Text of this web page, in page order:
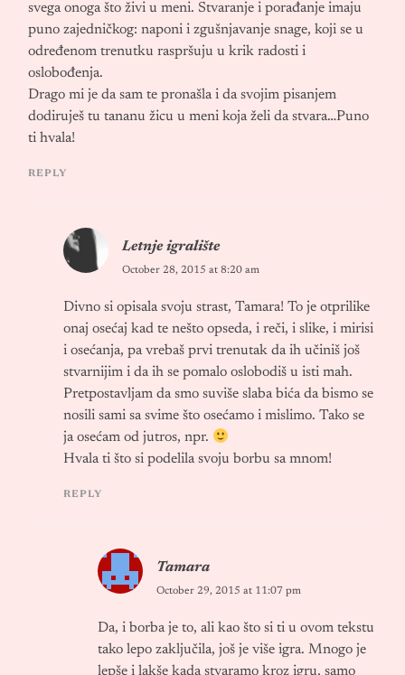
svega onoga što živi u meni. Stvaranje i porađanje imaju
puno zajedničkog: naponi i zgušnjavanje snage, koji se u
određenom trenutku raspršuju u krik radosti i
oslobođenja.
Drago mi je da sam te pronašla i da svojim pisanjem
dodiruješ tu tananu žicu u meni koja želi da stvara…Puno
ti hvala!
REPLY
Letnje igralište
October 28, 2015 at 8:20 am
Divno si opisala svoju strast, Tamara! To je otprilike
onaj osećaj kad te nešto opseda, i reči, i slike, i mirisi
i osećanja, pa vrebaš prvi trenutak da ih učiniš još
stvarnijim i da ih se pomalo oslobodiš u isti mah.
Pretpostavljam da smo suviše slaba bića da bismo se
nosili sami sa svime što osećamo i mislimo. Tako se
ja osećam od jutros, npr.
Hvala ti što si podelila svoju borbu sa mnom!
REPLY
Tamara
October 29, 2015 at 11:07 pm
Da, i borba je to, ali kao što si ti u ovom tekstu
tako lepo zaključila, još je više igra. Mnogo je
lepše i lakše kada stvaramo kroz igru, samo